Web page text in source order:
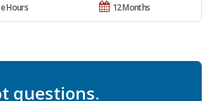
12 Months
Hours
questions.